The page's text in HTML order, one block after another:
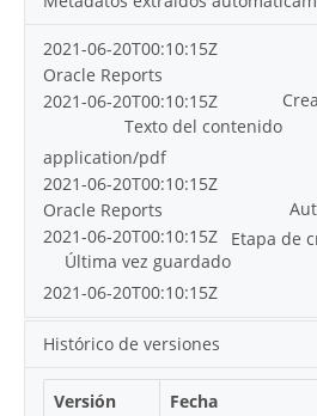
2021-06-20T00:10:15Z
Oracle Reports
2021-06-20T00:10:15Z
Texto del contenido
application/pdf
2021-06-20T00:10:15Z
Oracle Reports
Etapa de
2021-06-20T00:10:15Z
Última vez guardado
2021-06-20T00:10:15Z
Histórico de versiones
Versión Fecha